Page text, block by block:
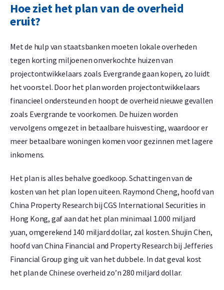
Hoe ziet het plan van de overheid
eruit?
Met de hulp van staatsbanken moeten lokale overheden
tegen korting miljoenen onverkochte huizen van
projectontwikkelaars zoals Evergrande gaan kopen, zo luidt
het voorstel. Door het plan worden projectontwikkelaars
financieel ondersteund en hoopt de overheid nieuwe gevallen
zoals Evergrande te voorkomen. De huizen worden
vervolgens omgezet in betaalbare huisvesting, waardoor er
meer betaalbare woningen komen voor gezinnen met lagere
inkomens.
Het plan is alles behalve goedkoop. Schattingen van de
kosten van het plan lopen uiteen. Raymond Cheng, hoofd van
China Property Research bij CGS International Securities in
Hong Kong, gaf aan dat het plan minimaal 1.000 miljard
yuan, omgerekend 140 miljard dollar, zal kosten. Shujin Chen,
hoofd van China Financial and Property Research bij Jefferies
Financial Group ging uit van het dubbele. In dat geval kost
het plan de Chinese overheid zo’n 280 miljard dollar.